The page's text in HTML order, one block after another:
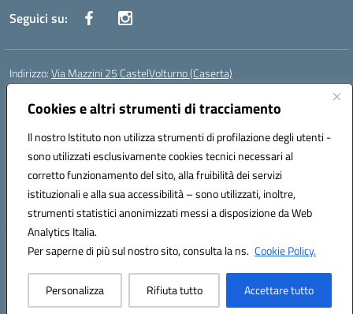
Cookies e altri strumenti di tracciamento
Il nostro Istituto non utilizza strumenti di profilazione degli utenti -
sono utilizzati esclusivamente cookies tecnici necessari al
corretto funzionamento del sito, alla fruibilità dei servizi
istituzionali e alla sua accessibilità – sono utilizzati, inoltre,
strumenti statistici anonimizzati messi a disposizione da Web
Analytics Italia.
Per saperne di più sul nostro sito, consulta la ns. Cookie Policy.
Personalizza Rifiuta tutto Accettare tutto
Seguici su:
Indirizzo:Via Mazzini 25 CastelVolturno (Caserta)
Centralino:
Posta elettronica certificata (PEC):ceis014005@pec.istruzione.it
Codice fiscale: 93063510619
Codice meccanografico:CEIS014005
Codice Indice delle Pubbliche Amministrazioni (IPA): istsc_ceis014005
Codice unico di fatturazione (CUF): UOU8EW
Hosting & Powered by 3D Solution S.r.l.
Concept & Design by Designers Italia